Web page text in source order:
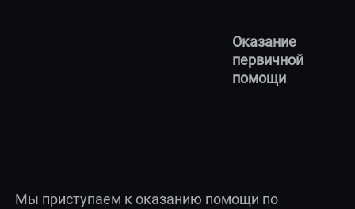
Оказание
первичной
помощи
Мы приступаем к оказанию помощи по